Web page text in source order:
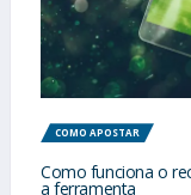
COMO APOSTAR
Como funciona o
a ferramenta